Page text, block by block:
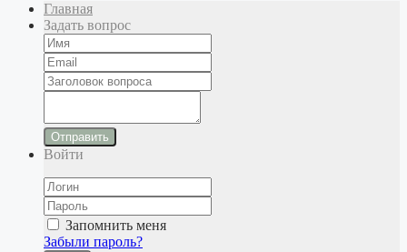
Главная
Задать вопрос
Отправить
Войти
Запомнить меня
Забыли пароль?